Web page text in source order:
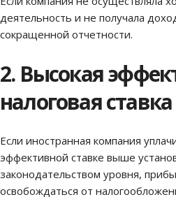
деятельность и не получала
сокращенной отчетности.
2. Высокая
налоговая ставка
Если иностранная компания
эффективной ставке выше
законодательством уровня,
освобождаться от